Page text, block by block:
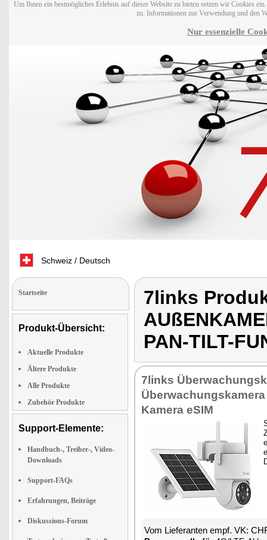
Um Ihnen ein bestmögliches Erlebnis auf dieser Website zu bieten setzen wir Cookies
zu. Informationen zur Verwendung und den
Nur essenzielle
Schweiz / Deutsch
Startseite
Produkt-Übersicht:
Aktuelle Produkte
Ältere Produkte
Alle Produkte
Zubehör Produkte
Support-Elemente:
Handbuch-, Treiber-, Video-
Downloads
Support-FAQs
Erfahrungen, Beiträge
Diskussions-Forum
7links
PAN-TILT-
7links
Überwachungskamera
Kamera eSIM
Vom Lieferanten empf. VK: